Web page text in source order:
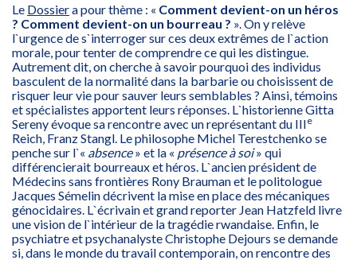
Le Dossiera pour thème : « Comment devient-on un héros
? Comment devient-on un bourreau ? ». On y relève
l`urgence de s`interroger sur ces deux extrêmes de l`action
morale, pour tenter de comprendre ce qui les distingue.
Autrement dit, on cherche à savoir pourquoi des individus
basculent de la normalité dans la barbarie ou choisissent de
risquer leur vie pour sauver leurs semblables ? Ainsi, témoins
et spécialistes apportent leurs réponses. L`historienne Gitta
Sereny évoque sa rencontre avec un représentant du IIIe
Reich, Franz Stangl. Le philosophe Michel Terestchenko se
penche sur l`« absence» et la « présence à soi» qui
différencierait bourreaux et héros. L`ancien président de
Médecins sans frontières Rony Brauman et le politologue
Jacques Sémelin décrivent la mise en place des mécaniques
génocidaires. L`écrivain et grand reporter Jean Hatzfeld livre
une vision de l`intérieur de la tragédie rwandaise. Enfin, le
psychiatre et psychanalyste Christophe Dejours se demande
si, dans le monde du travail contemporain, on rencontre des